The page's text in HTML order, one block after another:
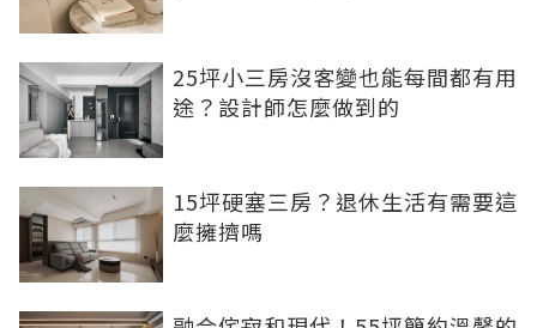
25坪小三房沒客變也能每間都有用
途？設計師怎麼做到的
15坪硬塞三房？退休生活有需要這
麼擁擠嗎